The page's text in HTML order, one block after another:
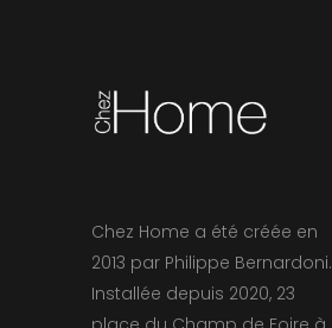
Chez Home a été créée en
2013 par Philippe Bernardoni.
Installée depuis 2020, 23